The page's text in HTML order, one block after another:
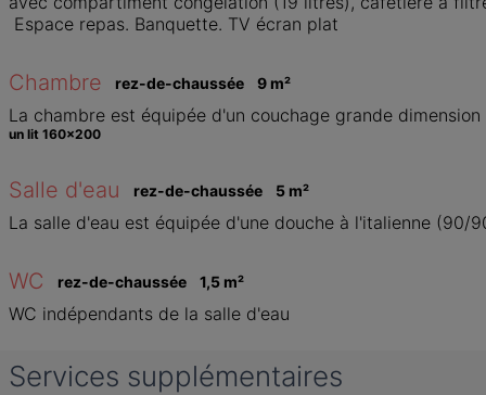
Espace repas. Banquette. TV écran plat
Chambre rez-de-chaussée 9 m²
La chambre est équipée d'un couchage grande
un lit 160x200
Salle d'eau rez-de-chaussée 5 m²
La salle d'eau est équipée d'une douche à l'italienne
WC rez-de-chaussée 1,5 m²
WC indépendants de la salle d'eau
Services supplémentaires